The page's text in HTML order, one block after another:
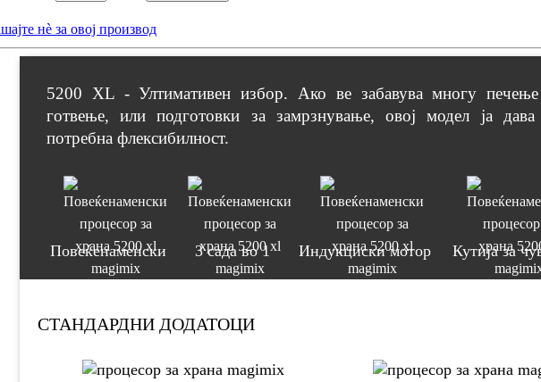
нè за овој производ
5200 XL - Ултимативен избор. Ако ве забавува многу
готвење, или подготовки за замрзнување, овој модел ја дава
потребна флексибилност.
Повеќенаменски 3 сада во 1 Индукциски мотор Кутија за
СТАНДАРДНИ ДОДАТОЦИ